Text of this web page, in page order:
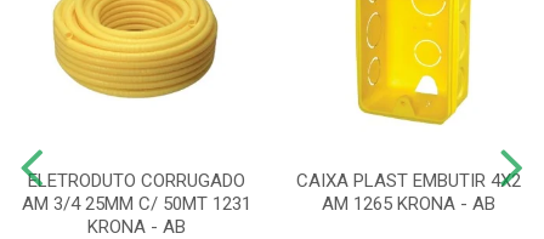
ELETRODUTO CORRUGADO
AM 3/4 25MM C/ 50MT 1231
KRONA - AB
CAIXA PLAST EMBUTIR 4X2
AM 1265 KRONA - AB